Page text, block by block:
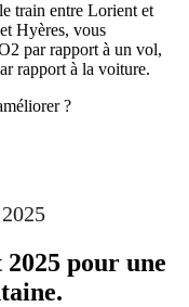
train entre Lorient et
Hyères, vous
par rapport à un vol,
rapport à la voiture.
?
pour une